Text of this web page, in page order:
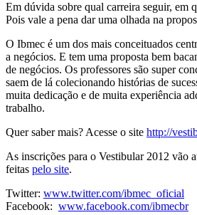
Em dúvida sobre qual carreira seguir, em
Pois vale a pena dar uma olhada na
O Ibmec é um dos mais conceituados
a negócios. E tem uma proposta bem
de negócios. Os professores são super
saem de lá colecionando histórias de
muita dedicação e de muita experiência
trabalho.
Quer saber mais? Acesse o site http://
As inscrições para o Vestibular 2012 vão
feitas pelo site.
Twitter: www.twitter.com/ibmec_oficial
Facebook: www.facebook.com/ibmecbr